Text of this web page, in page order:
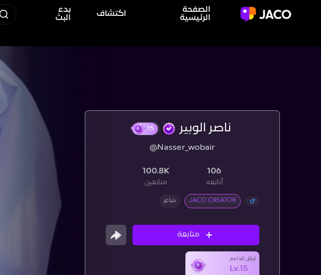
الصفحة
الرئيسية
اكتشاف
بدء
البث
ناصر الوبير
@Nasser_wobair
106
أتابعه
100.8K
متابعين
JACO CREATOR شاعر
متابعة
ليڤل الداعم
Lv.15